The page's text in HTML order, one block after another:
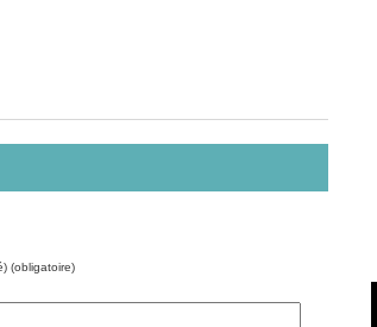
(obligatoire)